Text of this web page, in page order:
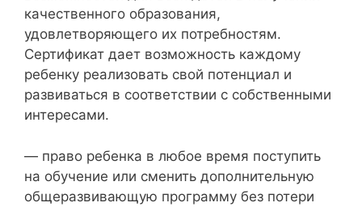
качественного образования,
удовлетворяющего их потребностям.
Сертификат дает возможность каждому
ребенку реализовать свой потенциал и
развиваться в соответствии с собственными
интересами.
— право ребенка в любое время поступить
на обучение или сменить дополнительную
общеразвивающую программу без потери